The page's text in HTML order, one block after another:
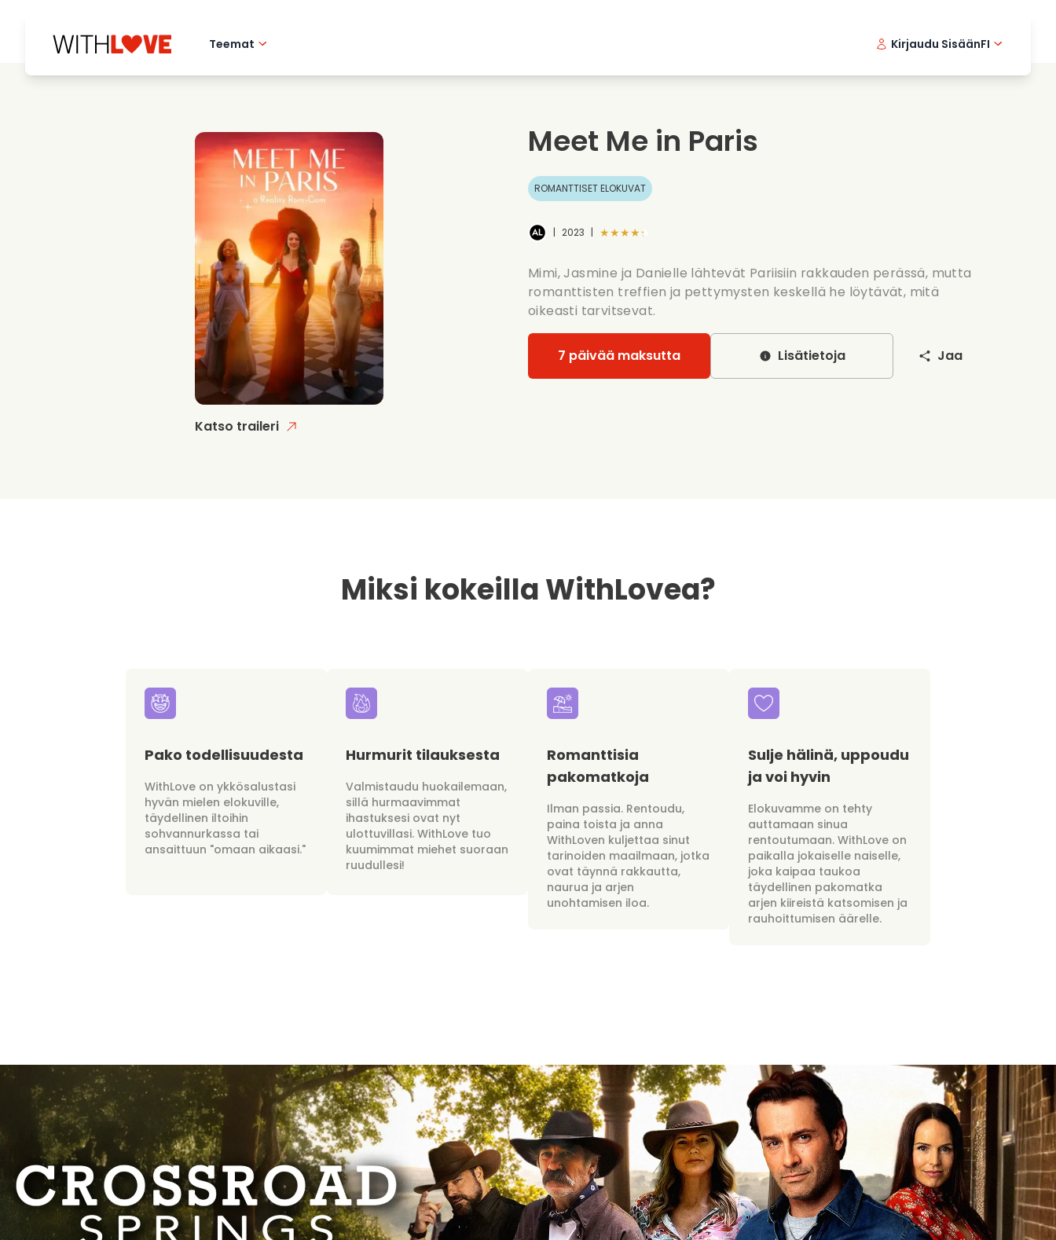
Teemat
Mysteerit
Treffielokuvat
Romanttiset sarjat
Kirjaudu SisäänFI
Katso traileri
Meet Me in Paris
ROMANTTISET ELOKUVAT
| 2023 | ★★★★★
Mimi, Jasmine ja Danielle lähtevät Pariisiin rakkauden perässä, mutta
romanttisten treffien ja pettymysten keskellä he löytävät, mitä
oikeasti tarvitsevat.
7 päivää maksutta Lisätietoja Jaa
Miksi kokeilla WithLovea?
Pako todellisuudesta
WithLove on ykkösalustasi
hyvän mielen elokuville,
täydellinen iltoihin
sohvannurkassa tai
ansaittuun "omaan aikaasi."
Hurmurit tilauksesta
Valmistaudu huokailemaan,
sillä hurmaavimmat
ihastuksesi ovat nyt
ulottuvillasi. WithLove tuo
kuumimmat miehet suoraan
ruudullesi!
Romanttisia
pakomatkoja
Ilman passia. Rentoudu,
paina toista ja anna
WithLoven kuljettaa sinut
tarinoiden maailmaan, jotka
ovat täynnä rakkautta,
naurua ja arjen
unohtamisen iloa.
Sulje hälinä, uppoudu
ja voi hyvin
Elokuvamme on tehty
auttamaan sinua
rentoutumaan. WithLove on
paikalla jokaiselle naiselle,
joka kaipaa taukoa
täydellinen pakomatka
arjen kiireistä katsomisen ja
rauhoittumisen äärelle.